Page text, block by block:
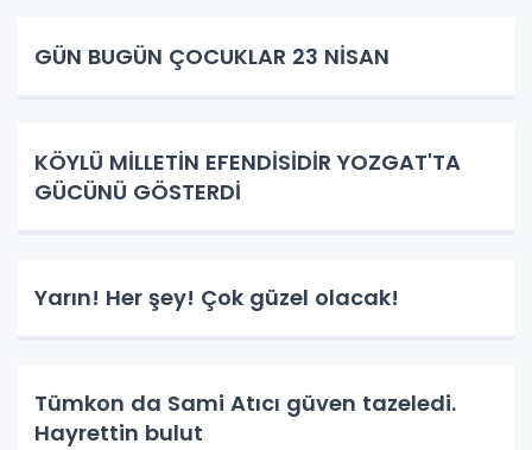
GÜN BUGÜN ÇOCUKLAR 23 NİSAN
KÖYLÜ MİLLETİN EFENDİSİDİR YOZGAT'TA
GÜCÜNÜ GÖSTERDİ
Yarın! Her şey! Çok güzel olacak!
Tümkon da Sami Atıcı güven tazeledi.
Hayrettin bulut